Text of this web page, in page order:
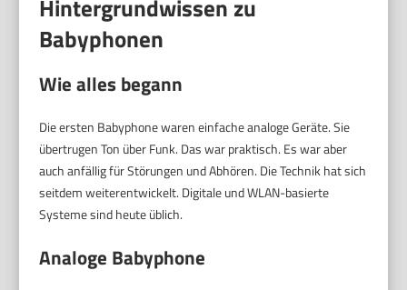
Hintergrundwissen zu
Babyphonen
Wie alles begann
Die ersten Babyphone waren einfache analoge Geräte. Sie
übertrugen Ton über Funk. Das war praktisch. Es war aber
auch anfällig für Störungen und Abhören. Die Technik hat sich
seitdem weiterentwickelt. Digitale und WLAN-basierte
Systeme sind heute üblich.
Analoge Babyphone